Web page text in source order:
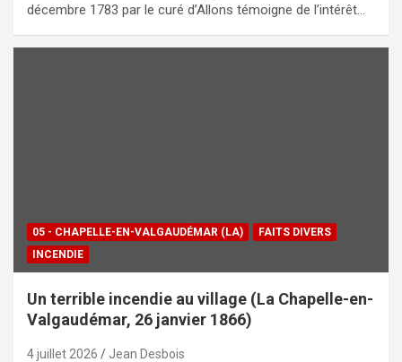
décembre 1783 par le curé d’Allons témoigne de l’intérêt…
05 - CHAPELLE-EN-VALGAUDÉMAR (LA)
FAITS DIVERS
INCENDIE
Un terrible incendie au village (La Chapelle-en-
Valgaudémar, 26 janvier 1866)
4 juillet 2026 Jean Desbois